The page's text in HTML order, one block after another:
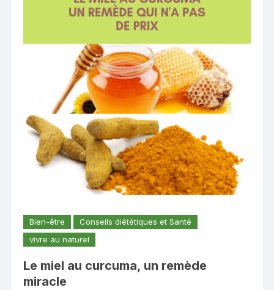
Bien-être
Conseils diététiques et Santé
vivre au naturel
Le miel au curcuma, un remède
miracle